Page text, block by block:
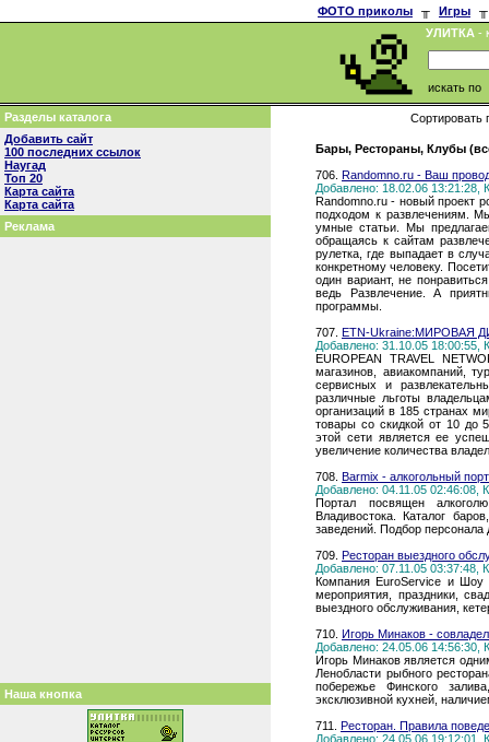
ФОТО приколы ╥ Игры
╥
УЛИТКА -
искать по
Разделы каталога
Добавить сайт
100 последних ссылок
Наугад
Топ 20
Карта сайта
Карта сайта
Реклама
Наша кнопка
Сортировать
Бары, Рестораны, Клубы
706. Randomno.ru - Ваш
Добавлено: 18.02.06 13:21:28,
Randomno.ru - новый проект
подходом к развлечениям.
умные статьи. Мы
обращаясь к сайтам
рулетка, где выпадает в
конкретному человеку.
один вариант, не
ведь Развлечение. А
программы.
707. ETN-Ukraine:МИРОВАЯ
Добавлено: 31.10.05 18:00:55,
EUROPEAN TRAVEL
магазинов, авиакомпаний,
сервисных и
различные льготы
организаций в 185 странах
товары со скидкой от 10 до
этой сети является ее
увеличение количества
708. Barmix - алкогольный
Добавлено: 04.11.05 02:46:08,
Портал посвящен
Владивостока. Каталог
заведений. Подбор персонала
709. Ресторан выездного
Добавлено: 07.11.05 03:37:48,
Компания EuroService и Шоу
мероприятия, праздники,
выездного обслуживания,
710. Игорь Минаков -
Добавлено: 24.05.06 14:56:30,
Игорь Минаков является
Ленобласти рыбного
побережье Финского
эксклюзивной кухней,
711. Ресторан. Правила
Добавлено: 24.05.06 19:12:01,